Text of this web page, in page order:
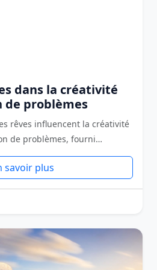
dans la créativité
de problèmes
rêves influencent la créativité
de problèmes, fourni…
savoir plus